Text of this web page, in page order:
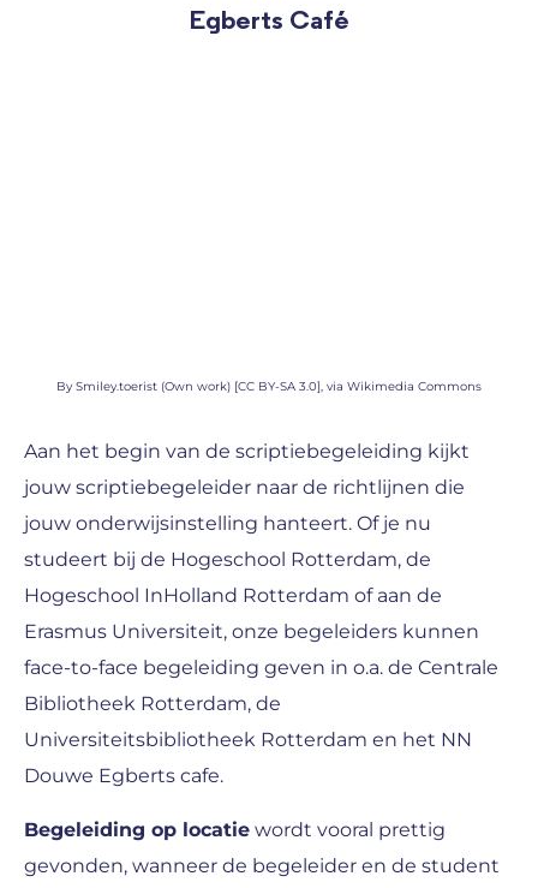
Egberts Café
By Smiley.toerist (Own work) [CC BY-SA 3.0], via Wikimedia Commons
Aan het begin van de scriptiebegeleiding kijkt
jouw scriptiebegeleider naar de richtlijnen die
jouw onderwijsinstelling hanteert. Of je nu
studeert bij de Hogeschool Rotterdam, de
Hogeschool InHolland Rotterdam of aan de
Erasmus Universiteit, onze begeleiders kunnen
face-to-face begeleiding geven in o.a. de Centrale
Bibliotheek Rotterdam, de
Universiteitsbibliotheek Rotterdam en het NN
Douwe Egberts cafe.
Begeleiding op locatie wordt vooral prettig
gevonden, wanneer de begeleider en de student